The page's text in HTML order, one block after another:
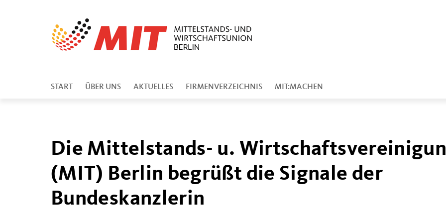
START ÜBER UNS AKTUELLES FIRMENVERZEICHNIS MIT:MACHEN
Die Mittelstands- u.
(MIT) Berlin begrüßt die Signale der
Bundeskanzlerin